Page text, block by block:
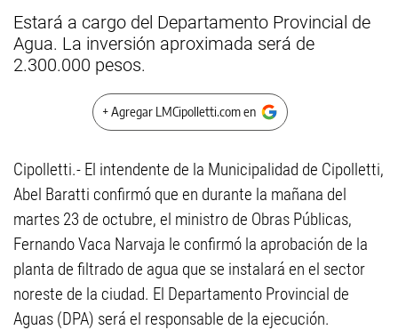
Estará a cargo del Departamento Provincial de
Agua. La inversión aproximada será de
2.300.000 pesos.
+ Agregar LMCipolletti.com en
Cipolletti.- El intendente de la Municipalidad de Cipolletti,
Abel Baratti confirmó que en durante la mañana del
martes 23 de octubre, el ministro de Obras Públicas,
Fernando Vaca Narvaja le confirmó la aprobación de la
planta de filtrado de agua que se instalará en el sector
noreste de la ciudad. El Departamento Provincial de
Aguas (DPA) será el responsable de la ejecución.